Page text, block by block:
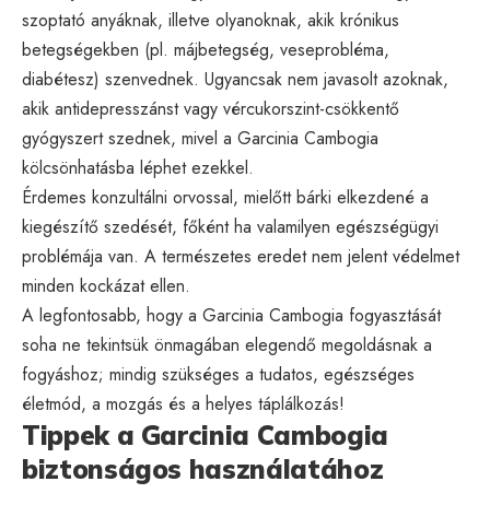
szoptató anyáknak, illetve olyanoknak, akik krónikus
betegségekben (pl. májbetegség, veseprobléma,
diabétesz) szenvednek. Ugyancsak nem javasolt azoknak,
akik antidepresszánst vagy vércukorszint-csökkentő
gyógyszert szednek, mivel a Garcinia Cambogia
kölcsönhatásba léphet ezekkel.
Érdemes konzultálni orvossal, mielőtt bárki elkezdené a
kiegészítő szedését, főként ha valamilyen egészségügyi
problémája van. A természetes eredet nem jelent védelmet
minden kockázat ellen.
A legfontosabb, hogy a Garcinia Cambogia fogyasztását
soha ne tekintsük önmagában elegendő megoldásnak a
fogyáshoz; mindig szükséges a tudatos, egészséges
életmód, a mozgás és a helyes táplálkozás!
Tippek a Garcinia Cambogia
biztonságos használatához